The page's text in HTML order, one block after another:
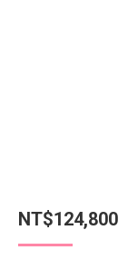
NT$124,800